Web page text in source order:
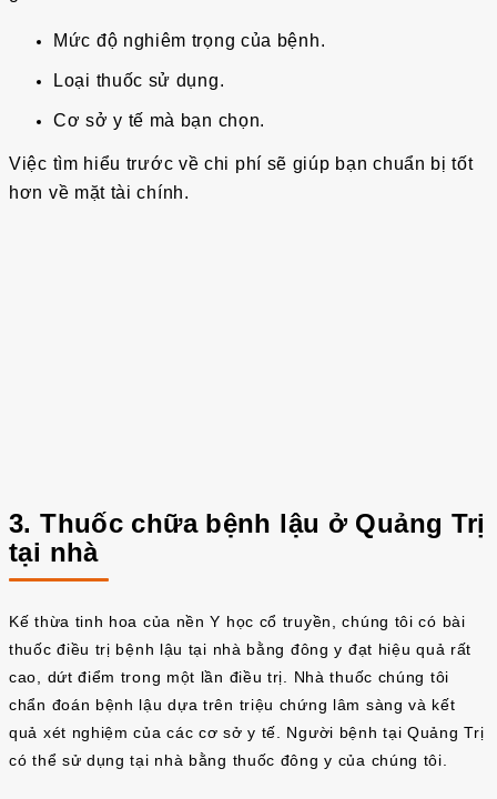
Mức độ nghiêm trọng của bệnh.
Loại thuốc sử dụng.
Cơ sở y tế mà bạn chọn.
Việc tìm hiểu trước về chi phí sẽ giúp bạn chuẩn bị tốt
hơn về mặt tài chính.
3. Thuốc chữa bệnh lậu ở Quảng Trị
tại nhà
Kế thừa tinh hoa của nền Y học cổ truyền, chúng tôi có bài
thuốc điều trị bệnh lậu tại nhà bằng đông y đạt hiệu quả rất
cao, dứt điểm trong một lần điều trị. Nhà thuốc chúng tôi
chẩn đoán bệnh lậu dựa trên triệu chứng lâm sàng và kết
quả xét nghiệm của các cơ sở y tế. Người bệnh tại Quảng Trị
có thể sử dụng tại nhà bằng thuốc đông y của chúng tôi.